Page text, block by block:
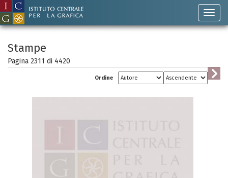
Stampe
Pagina 2311 di 4420
Ordine